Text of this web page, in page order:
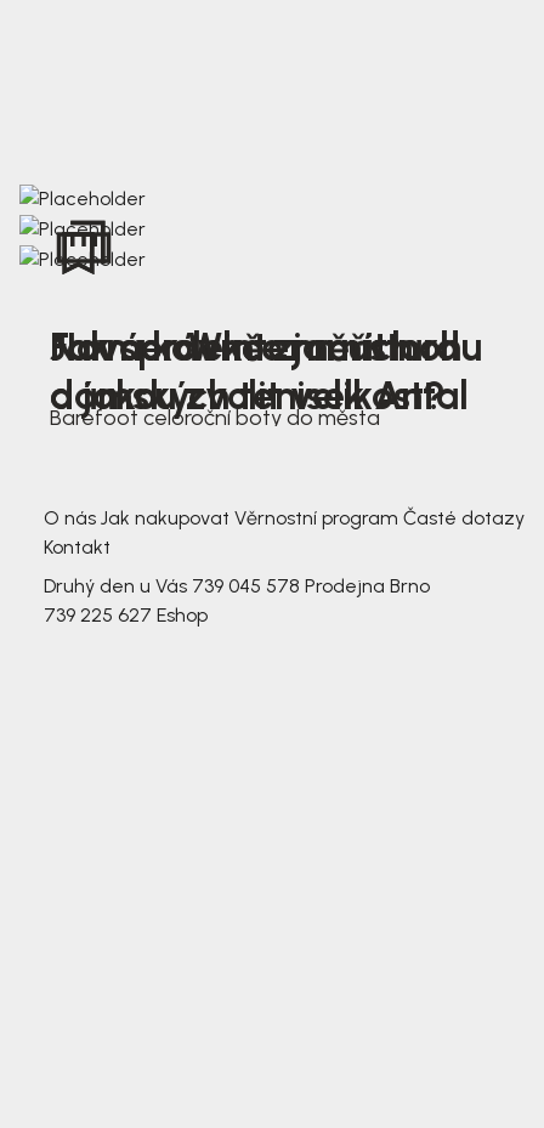
Nová kolekce jarních
dámských tenisek Antal
Jak správně změřit nohu
a jakou zvolit velikost?
Farmer Winter mustard
Barefoot celoroční boty do města
O nás Jak nakupovat Věrnostní program Časté dotazy
Kontakt
Druhý den u Vás 739 045 578 Prodejna Brno
739 225 627 Eshop